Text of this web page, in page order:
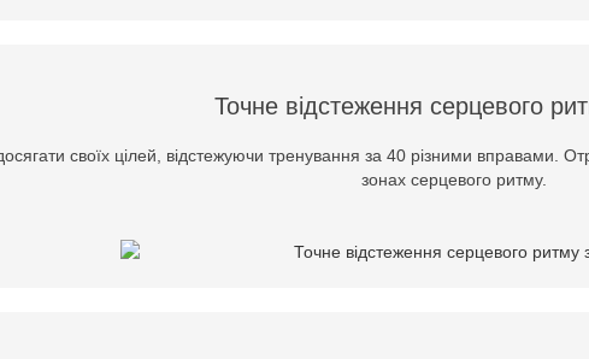
Точне відстеження серцевого
своїх цілей, відстежуючи тренування за 40 різними вправами.
зонах серцевого ритму.